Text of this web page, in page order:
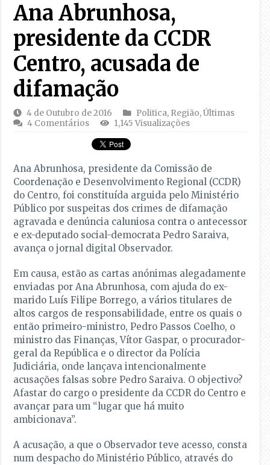
Ana Abrunhosa,
presidente da CCDR
Centro, acusada de
difamação
4 de Outubro de 2016 Politica, Região,Últimas
4 Comentários
1,145 Visualizações
Ana Abrunhosa, presidente da Comissão de
Coordenação e Desenvolvimento Regional (CCDR)
do Centro, foi constituída arguida pelo Ministério
Público por suspeitas dos crimes de difamação
agravada e denúncia caluniosa contra o antecessor
e ex-deputado social-democrata Pedro Saraiva,
avança o jornal digital Observador.
Em causa, estão as cartas anónimas alegadamente
enviadas por Ana Abrunhosa, com ajuda do ex-
marido Luís Filipe Borrego, a vários titulares de
altos cargos de responsabilidade, entre os quais o
então primeiro-ministro, Pedro Passos Coelho, o
ministro das Finanças, Vítor Gaspar, o procurador-
geral da República e o director da Polícia
Judiciária, onde lançava intencionalmente
acusações falsas sobre Pedro Saraiva. O objectivo?
Afastar do cargo o presidente da CCDR do Centro e
avançar para um “lugar que há muito
ambicionava”.
A acusação, a que o Observador teve acesso, consta
num despacho do Ministério Público, através do